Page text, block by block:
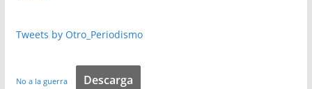
Tweets by Otro_Periodismo
No a la guerra Descarga